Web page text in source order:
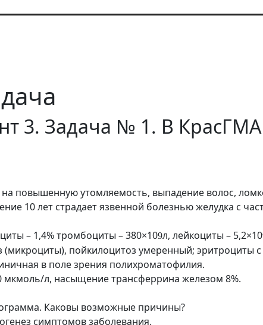
3. Задача № 1. В КрасГМА
повышенную утомляемость, выпадение волос,
10 лет страдает язвенной болезнью желудка с
– 1,4% тромбоциты – 380×109л, лейкоциты – 5,2×10
пойкилоцитоз умеренный; эритроциты
в поле зрения полихроматофилия.
л, насыщение трансферрина железом 8%.
Каковы возможные причины?
симптомов заболевания.